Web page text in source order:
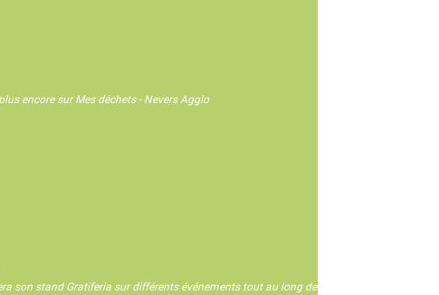
encore sur Mes déchets - Nevers Agglo
son stand Gratiferia sur différents événements tout au long de